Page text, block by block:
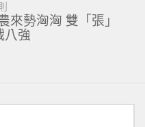
來勢洶洶 雙「張」
八強